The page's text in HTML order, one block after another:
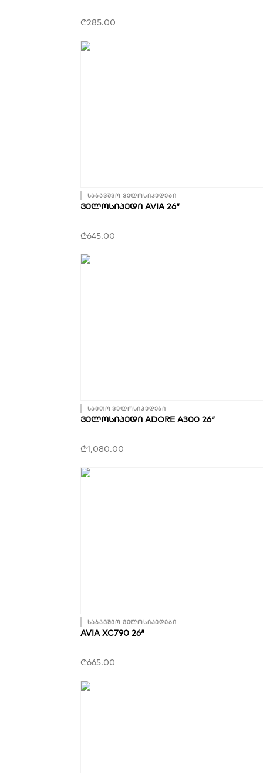
₾285.00
საბავშვო ველოსიპედები
ᲕᲔᲚᲝᲡᲘᲞᲔᲓᲘ AVIA 26″
₾645.00
სამთო ველოსიპედები
ᲕᲔᲚᲝᲡᲘᲞᲔᲓᲘ ADORE A300 26″
₾1,080.00
საბავშვო ველოსიპედები
AVIA XC790 26″
₾665.00